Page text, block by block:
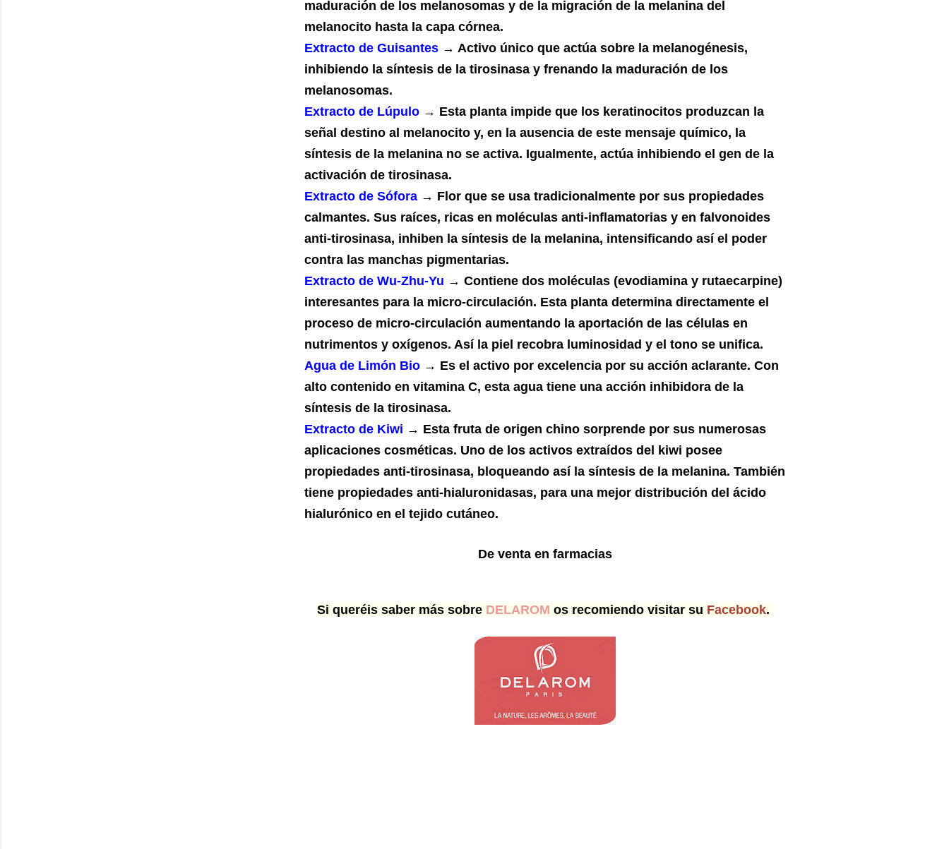
maduración de los melanosomas y de la migración de la melanina del
melanocito hasta la capa córnea.
Extracto de Guisantes → Activo único que actúa sobre la melanogénesis,
inhibiendo la síntesis de la tirosinasa y frenando la maduración de los
melanosomas.
Extracto de Lúpulo → Esta planta impide que los keratinocitos produzcan la
señal destino al melanocito y, en la ausencia de este mensaje químico, la
síntesis de la melanina no se activa. Igualmente, actúa inhibiendo el gen de la
activación de tirosinasa.
Extracto de Sófora → Flor que se usa tradicionalmente por sus propiedades
calmantes. Sus raíces, ricas en moléculas anti-inflamatorias y en falvonoides
anti-tirosinasa, inhiben la síntesis de la melanina, intensificando así el poder
contra las manchas pigmentarias.
Extracto de Wu-Zhu-Yu → Contiene dos moléculas (evodiamina y rutaecarpine)
interesantes para la micro-circulación. Esta planta determina directamente el
proceso de micro-circulación aumentando la aportación de las células en
nutrimentos y oxígenos. Así la piel recobra luminosidad y el tono se unifica.
Agua de Limón Bio → Es el activo por excelencia por su acción aclarante. Con
alto contenido en vitamina C, esta agua tiene una acción inhibidora de la
síntesis de la tirosinasa.
Extracto de Kiwi → Esta fruta de origen chino sorprende por sus numerosas
aplicaciones cosméticas. Uno de los activos extraídos del kiwi posee
propiedades anti-tirosinasa, bloqueando así la síntesis de la melanina. También
tiene propiedades anti-hialuronidasas, para una mejor distribución del ácido
hialurónico en el tejido cutáneo.
De venta en farmacias
Si queréis saber más sobre DELAROM os recomiendo visitar su Facebook.